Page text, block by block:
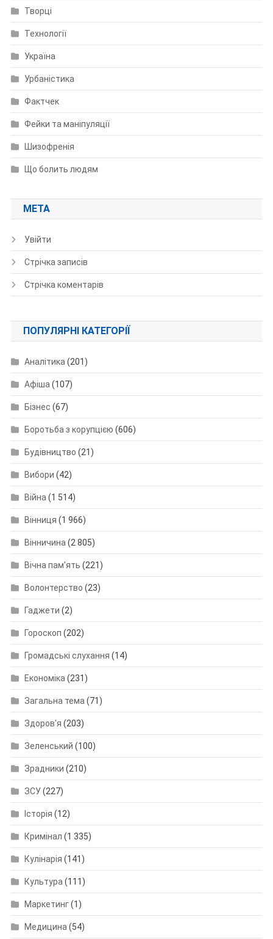
Творці
Технології
Україна
Урбаністика
Фактчек
Фейки та маніпуляції
Шизофренія
Що болить людям
МЕТА
Увійти
Стрічка записів
Стрічка коментарів
ПОПУЛЯРНІ КАТЕГОРІЇ
Аналітика (201)
Афіша (107)
Бізнес (67)
Боротьба з корупцією (606)
Будівництво (21)
Вибори (42)
Війна (1 514)
Вінниця (1 966)
Вінничина (2 805)
Вічна пам'ять (221)
Волонтерство (23)
Гаджети (2)
Гороскоп (202)
Громадські слухання (14)
Економіка (231)
Загальна тема (71)
Здоров'я (203)
Зеленський (100)
Зрадники (210)
ЗСУ(227)
Історія (12)
Кримінал (1 335)
Кулінарія (141)
Культура (111)
Маркетинг(1)
Медицина (54)